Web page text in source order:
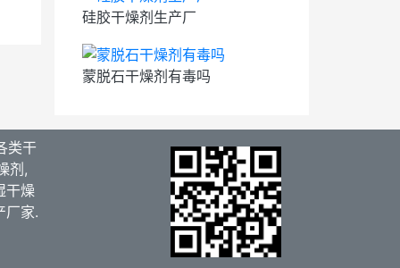
硅胶干燥剂生产厂
蒙脱石干燥剂有毒吗
类干
剂,
干燥
厂家.